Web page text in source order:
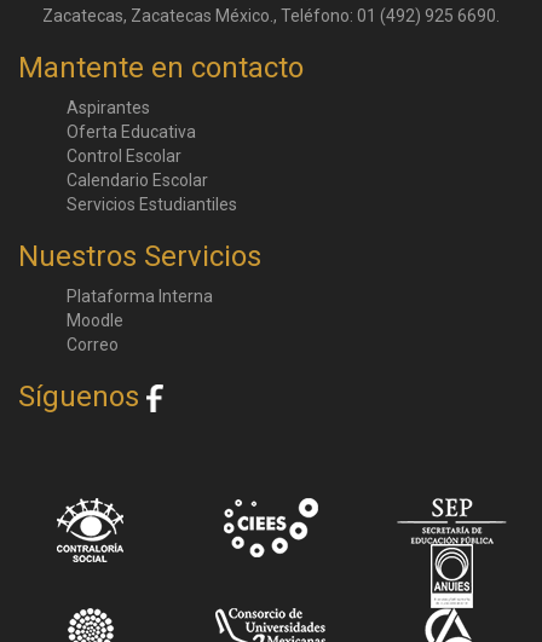
Zacatecas, Zacatecas México., Teléfono: 01 (492) 925 6690.
Mantente en contacto
Aspirantes
Oferta Educativa
Control Escolar
Calendario Escolar
Servicios Estudiantiles
Nuestros Servicios
Plataforma Interna
Moodle
Correo
Síguenos